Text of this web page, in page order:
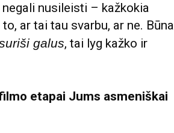
nusileisti – kažkokia
ar tai tau svarbu, ar ne. Būna
galus, tai lyg kažko ir
etapai Jums asmeniškai